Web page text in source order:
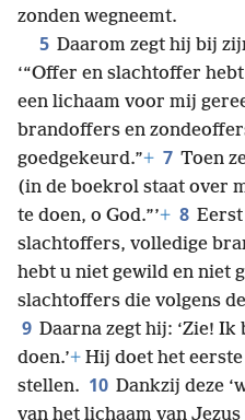
zonden wegneemt.
5 Daarom zegt hij bij
‘“Offer en slachtoffer
een lichaam voor mij
brandoffers en
goedgekeurd.”+ 7 Toen
(in de boekrol staat over
te doen, o God.”’+ 8 Eerst
slachtoffers, volledige
hebt u niet gewild en niet
slachtoffers die volgens
9 Daarna zegt hij: ‘Zie!
doen.’+ Hij doet het
stellen. 10 Dankzij deze
van het lichaam van